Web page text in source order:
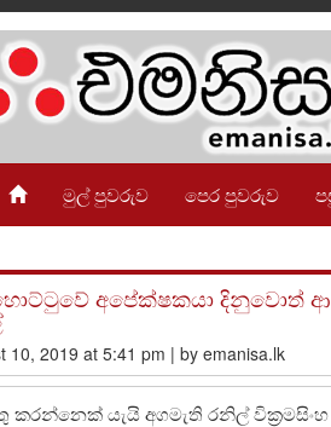
මුල් පුවරුව පෙර පුවරුව
අපේක්ෂකයා දිනුවොත්
10, 2019 at 5:41 pm | by emanisa.lk
කරන්නෙක් යැයි අගමැති රනිල්